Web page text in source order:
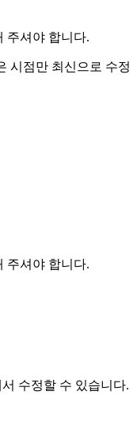
주셔야 합니다.
시점만 최신으로 수정
주셔야 합니다.
수정할 수 있습니다.